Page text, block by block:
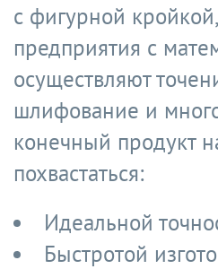
с фигурной
предприятия с
осуществляют
шлифование и
конечный продукт
похвастаться:
Идеальной
Быстротой